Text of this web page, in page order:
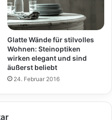
Glatte Wände für stilvolles
Wohnen: Steinoptiken
wirken elegant und sind
äußerst beliebt
24. Februar 2016